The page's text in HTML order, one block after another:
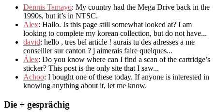
Dennis Tamayo: My country had the Mega Drive back in the
1990s, but it’s in NTSC.
Alex: Hallo. Is this page still somewhat looked at? I am
looking to complete my korean collection, but do not have...
david: hello , tres bel article ! aurais tu des adresses a me
conseiller sur canton ? j aimerais faire quelques...
Álex: Do you know where can I find a scan of the cartridge’s
sticker? This post is the only site that I saw...
Achoo: I bought one of these today. If anyone is interested in
knowing anything about it, let me know.
Die + gesprächig